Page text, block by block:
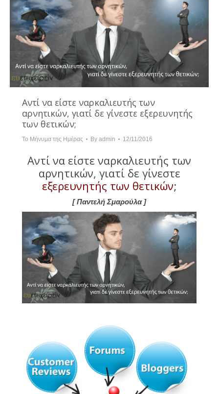
Αντί να είστε ναρκαλιευτής των
αρνητικών, γιατί δε γίνεστε εξερευνητής
των θετικών;
Το Μήνυμα της Ημέρας By admin 12/11/2016
Αντί να είστε ναρκαλιευτής των
αρνητικών, γιατί δε γίνεστε
εξερευνητής των θετικών;
[ Παντελή Σμαρούλα ]